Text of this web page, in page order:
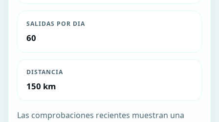
SALIDAS POR DIA
60
DISTANCIA
150 km
Las comprobaciones recientes muestran una